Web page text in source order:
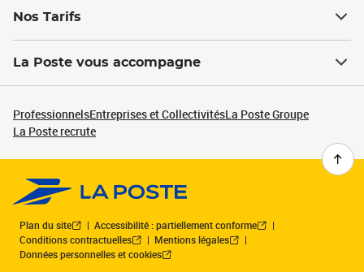
Nos Tarifs
La Poste vous accompagne
ProfessionnelsEntreprises et CollectivitésLa Poste Groupe
La Poste recrute
Plan du site
Accessibilité : partiellement conforme
Conditions contractuelles
Mentions légales
Données personnelles et cookies